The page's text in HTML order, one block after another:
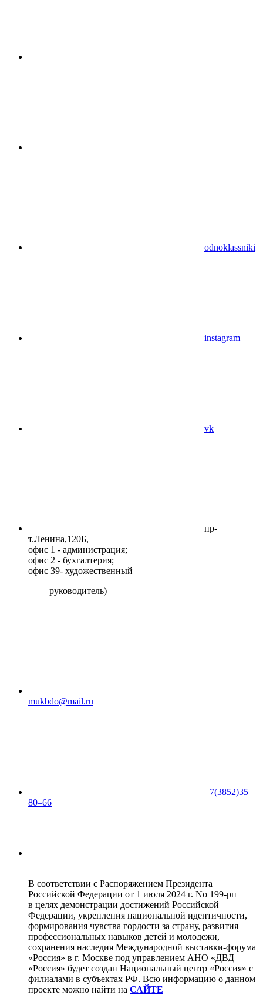
odnoklassniki
instagram
vk
пр-
т.Ленина,120Б​,
офис 1 - администрация;
офис 2 - бухгалтерия;
офис 39- художественный
руководитель)
mukbdo@mail.ru
+7(3852)35‒
80‒66
В соответствии с Распоряжением Президента
Российской Федерации от 1 июля 2024 г. No 199-рп
в целях демонстрации достижений Российской
Федерации, укрепления национальной идентичности,
формирования чувства гордости за страну, развития
профессиональных навыков детей и молодежи,
сохранения наследия Международной выставки-форума
«Россия» в г. Москве под управлением АНО «ДВД
«Россия» будет создан Национальный центр «Россия» с
филиалами в субъектах РФ. Всю информацию о данном
проекте можно найти на САЙТЕ